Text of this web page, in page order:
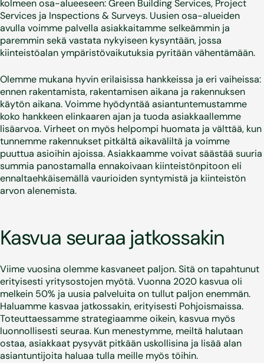
kolmeen osa-alueeseen: Green Building Services, Project
Services ja Inspections & Surveys. Uusien osa-alueiden
avulla voimme palvella asiakkaitamme selkeämmin ja
paremmin sekä vastata nykyiseen kysyntään, jossa
kiinteistöalan ympäristövaikutuksia pyritään vähentämään.
Olemme mukana hyvin erilaisissa hankkeissa ja eri vaiheissa:
ennen rakentamista, rakentamisen aikana ja rakennuksen
käytön aikana. Voimme hyödyntää asiantuntemustamme
koko hankkeen elinkaaren ajan ja tuoda asiakkaallemme
lisäarvoa. Virheet on myös helpompi huomata ja välttää, kun
tunnemme rakennukset pitkältä aikaväliltä ja voimme
puuttua asioihin ajoissa. Asiakkaamme voivat säästää suuria
summia panostamalla ennakoivaan kiinteistönpitoon eli
ennaltaehkäisemällä vaurioiden syntymistä ja kiinteistön
arvon alenemista.
Kasvua seuraa jatkossakin
Viime vuosina olemme kasvaneet paljon. Sitä on tapahtunut
erityisesti yritysostojen myötä. Vuonna 2020 kasvua oli
melkein 50% ja uusia palveluita on tullut paljon enemmän.
Haluamme kasvaa jatkossakin, erityisesti Pohjoismaissa.
Toteuttaessamme strategiaamme oikein, kasvua myös
luonnollisesti seuraa. Kun menestymme, meiltä halutaan
ostaa, asiakkaat pysyvät pitkään uskollisina ja lisää alan
asiantuntijoita haluaa tulla meille myös töihin.